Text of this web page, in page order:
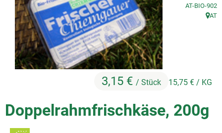
So geht's
Service
Unsere regionalen Erzeuger
Doppelrahmfrischkäse, 200g
3,15 € / Stück 15,75 € / KG
,AT-BIO-902
,
AT